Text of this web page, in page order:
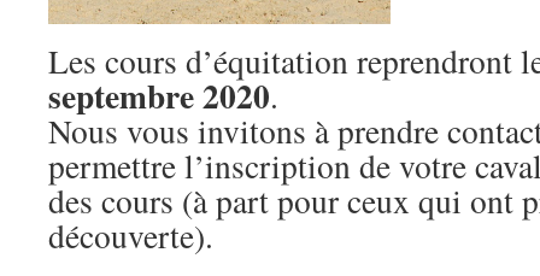
Les cours d’équitation reprendront
septembre 2020.
Nous vous invitons à prendre
permettre l’inscription de votre
des cours (à part pour ceux qui ont
découverte).